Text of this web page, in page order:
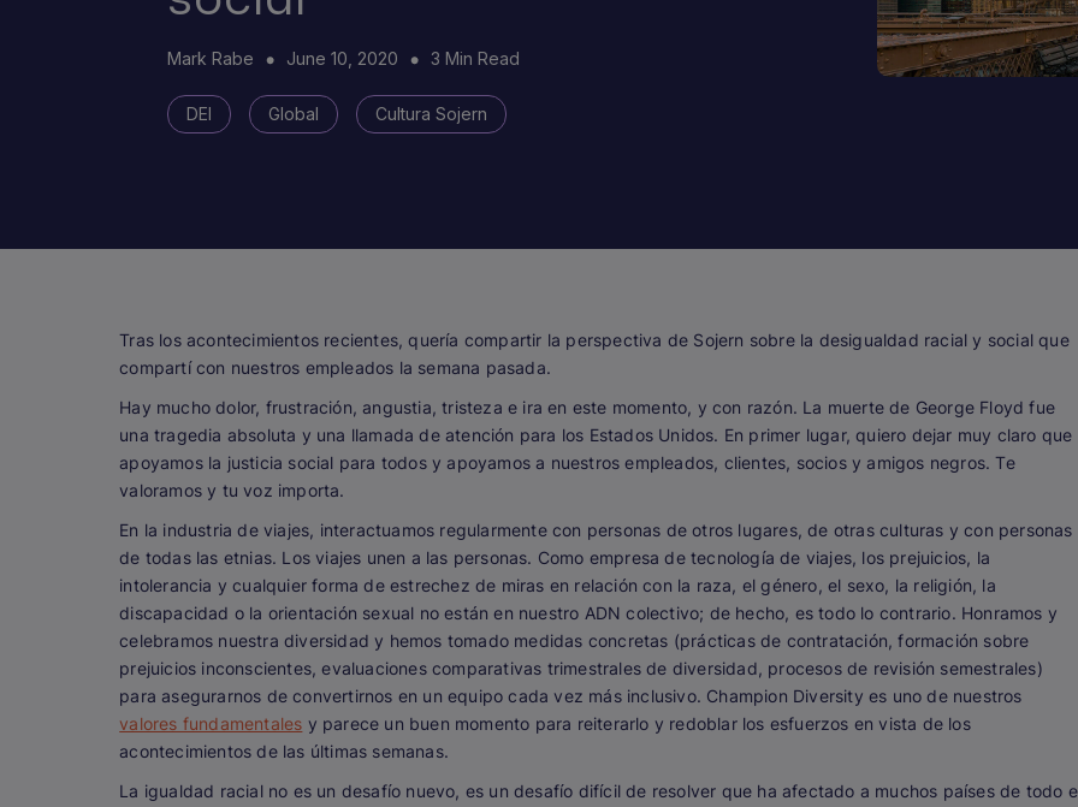
Mark Rabe June 10, 2020 3 Min Read
DEI Global Cultura Sojern
Tras los acontecimientos recientes, quería compartir la perspectiva de Sojern sobre la desigualdad racial y social que
compartí con nuestros empleados la semana pasada.
Hay mucho dolor, frustración, angustia, tristeza e ira en este momento, y con razón. La muerte de George Floyd fue
una tragedia absoluta y una llamada de atención para los Estados Unidos. En primer lugar, quiero dejar muy claro que
apoyamos la justicia social para todos y apoyamos a nuestros empleados, clientes, socios y amigos negros. Te
valoramos y tu voz importa.
En la industria de viajes, interactuamos regularmente con personas de otros lugares, de otras culturas y con personas
de todas las etnias. Los viajes unen a las personas. Como empresa de tecnología de viajes, los prejuicios, la
intolerancia y cualquier forma de estrechez de miras en relación con la raza, el género, el sexo, la religión, la
discapacidad o la orientación sexual no están en nuestro ADN colectivo; de hecho, es todo lo contrario. Honramos y
celebramos nuestra diversidad y hemos tomado medidas concretas (prácticas de contratación, formación sobre
prejuicios inconscientes, evaluaciones comparativas trimestrales de diversidad, procesos de revisión semestrales)
para asegurarnos de convertirnos en un equipo cada vez más inclusivo. Champion Diversity es uno de nuestros
valores fundamentales y parece un buen momento para reiterarlo y redoblar los esfuerzos en vista de los
acontecimientos de las últimas semanas.
La igualdad racial no es un desafío nuevo, es un desafío difícil de resolver que ha afectado a muchos países de todo